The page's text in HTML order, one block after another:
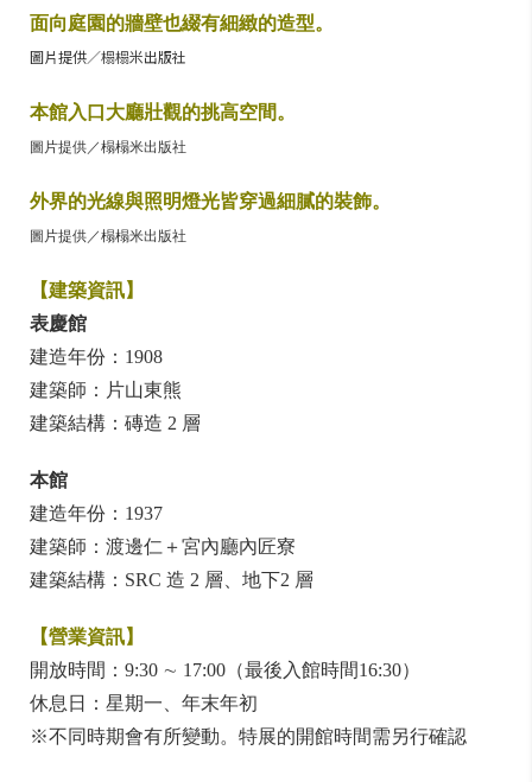
面向庭園的牆壁也綴有細緻的造型。
圖片提供／榻榻米出版社
本館入口大廳壯觀的挑高空間。
圖片提供／榻榻米出版社
外界的光線與照明燈光皆穿過細膩的裝飾。
圖片提供／榻榻米出版社
【建築資訊】
表慶館
建造年份：1908
建築師：片山東熊
建築結構：磚造 2 層
本館
建造年份：1937
建築師：渡邊仁＋宮內廳內匠寮
建築結構：SRC 造 2 層、地下2 層
【營業資訊】
開放時間：9:30 ∼ 17:00（最後入館時間16:30）
休息日：星期一、年末年初
※不同時期會有所變動。特展的開館時間需另行確認